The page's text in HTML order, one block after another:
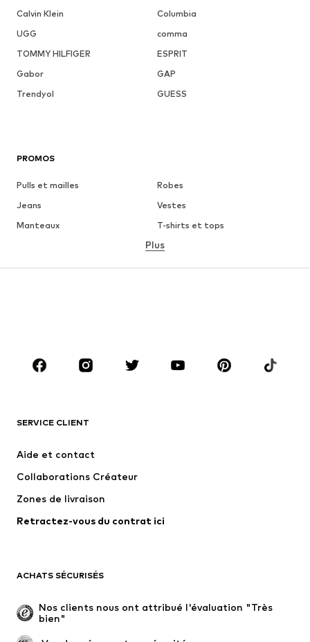
Calvin Klein
Columbia
UGG
comma
TOMMY HILFIGER
ESPRIT
Gabor
GAP
Trendyol
GUESS
PROMOS
Pulls et mailles
Robes
Jeans
Vestes
Manteaux
T-shirts et tops
Lingerie
Jupes
Blouses et tuniques
Accessoires
Premium
Nouveautés
Lingerie
Manteaux
Jupes
Occasions spéciales
Exclusif
Remise à neuf
Plus
SERVICE CLIENT
Aide et contact
Collaborations Créateur
Zones de livraison
Retractez-vous du contrat ici
ACHATS SÉCURISÉS
Nos clients nous ont attribué l'évaluation "Très
bien"